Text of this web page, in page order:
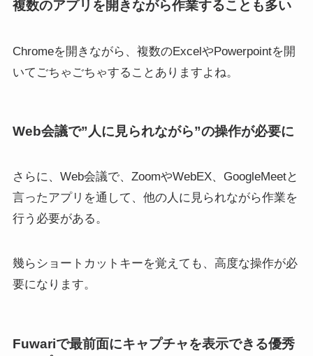
複数のアプリを開きながら作業することも多い
Chromeを開きながら、複数のExcelやPowerpointを開
いてごちゃごちゃすることありますよね。
Web会議で”人に見られながら”の操作が必要に
さらに、Web会議で、ZoomやWebEX、GoogleMeetと
言ったアプリを通して、他の人に見られながら作業を
行う必要がある。
幾らショートカットキーを覚えても、高度な操作が必
要になります。
Fuwariで最前面にキャプチャを表示できる優秀